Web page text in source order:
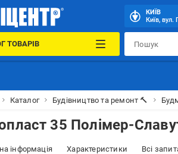
КИЇВ
Київ, вул.
ТОВАРІВ
Каталог Будівництво та ремонт 🔨
35 Полімер-
інформація Характеристики Всі